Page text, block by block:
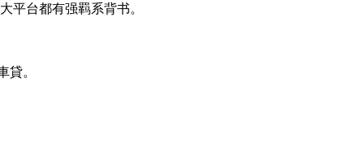
平台都有强羁系背书。
貸。